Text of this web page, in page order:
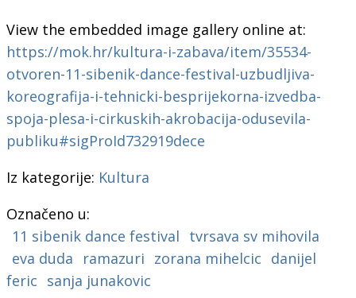
View the embedded image gallery online at:
https://mok.hr/kultura-i-zabava/item/35534-
otvoren-11-sibenik-dance-festival-uzbudljiva-
koreografija-i-tehnicki-besprijekorna-izvedba-
spoja-plesa-i-cirkuskih-akrobacija-odusevila-
publiku#sigProId732919dece
Iz kategorije: Kultura
Označeno u:
11 sibenik dance festival tvrsava sv mihovila
eva duda
ramazuri zorana mihelcic danijel
feric sanja junakovic